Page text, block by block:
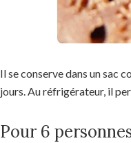
Il se conserve dans un sac
jours. Au réfrigérateur, il
Pour 6